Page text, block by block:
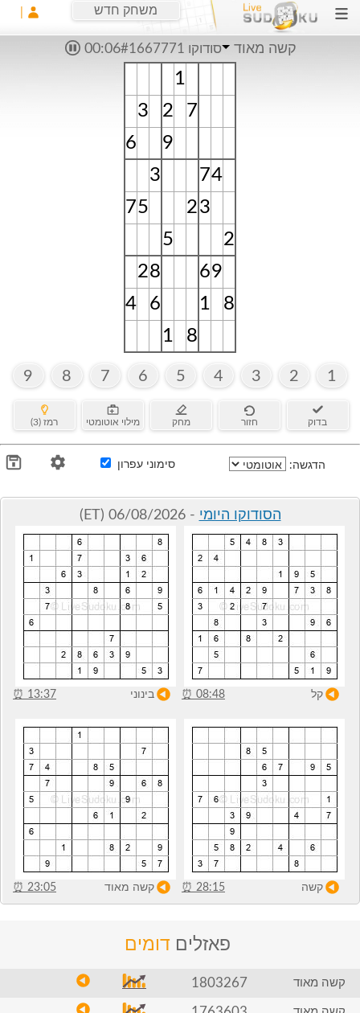
משחק חדש
קשה מאוד סודוקו #1667771 00:06
1
3
2
7
6
9
3
74
75 23
5
2
28 69
4
6 1
8
1
8
1
2
3
4
5
6
7
8
9
בדוק חזור מחק מילוי אוטומטי רמז (3)
הדגשה: סימוני עפרון
הסודוקו היומי- 06/08/2026 (ET)
קל 08:48
⏰ בינוני 13:37
⏰
קשה 28:15
⏰ קשה מאוד 23:05
⏰
פאזלים דומים
קשה מאוד 1803267